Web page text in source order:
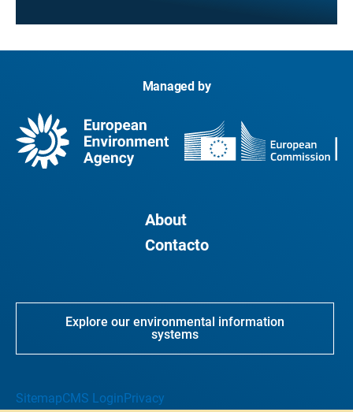
Managed by
About
Contacto
Explore our environmental information
systems
SitemapCMS LoginPrivacy